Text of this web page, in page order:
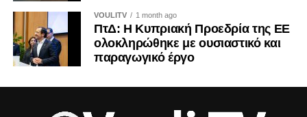
VOULITV 1 month ago
ΠτΔ: Η Κυπριακή Προεδρία της ΕΕ
ολοκληρώθηκε με ουσιαστικό και
παραγωγικό έργο